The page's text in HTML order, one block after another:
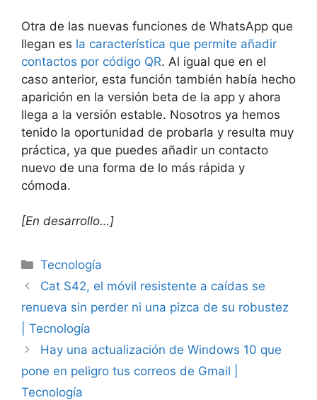
Otra de las nuevas funciones de WhatsApp que
llegan es la característica que permite añadir
contactos por código QR. Al igual que en el
caso anterior, esta función también había hecho
aparición en la versión beta de la app y ahora
llega a la versión estable. Nosotros ya hemos
tenido la oportunidad de probarla y resulta muy
práctica, ya que puedes añadir un contacto
nuevo de una forma de lo más rápida y
cómoda.
[En desarrollo…]
Categorías
Tecnología
Cat S42, el móvil resistente a caídas se
renueva sin perder ni una pizca de su robustez
| Tecnología
Hay una actualización de Windows 10 que
pone en peligro tus correos de Gmail |
Tecnología